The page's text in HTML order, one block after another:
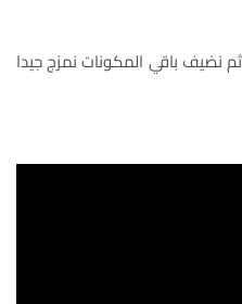
نضيف باقي المكونات نمزج جيدا